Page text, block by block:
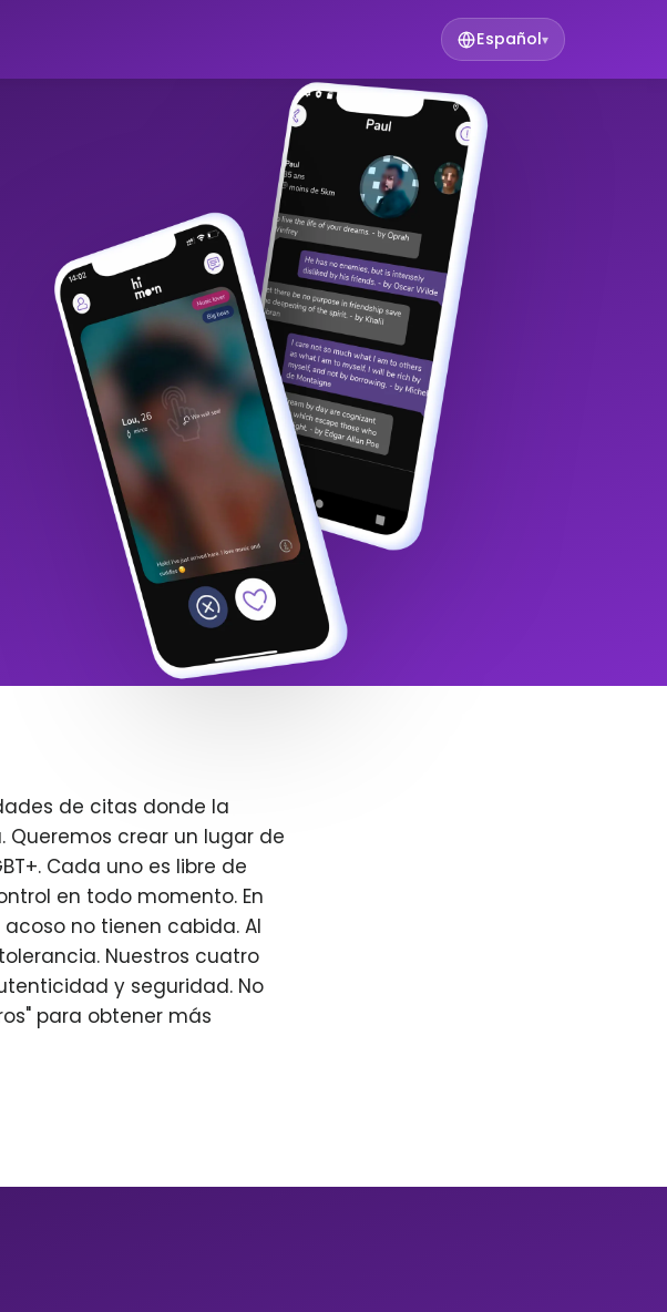
Español▾
de citas donde la
crear un lugar de
Cada uno es libre de
en todo momento. En
no tienen cabida. Al
Nuestros cuatro
y seguridad. No
para obtener más